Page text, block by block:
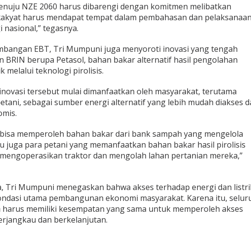
NZE 2060 harus dibarengi dengan komitmen melibatkan
harus mendapat tempat dalam pembahasan dan pelaksanaan
tegasnya.
EBT, Tri Mumpuni juga menyoroti inovasi yang tengah
BRIN berupa Petasol, bahan bakar alternatif hasil pengolahan
melalui teknologi pirolisis.
tersebut mulai dimanfaatkan oleh masyarakat, terutama
sebagai sumber energi alternatif yang lebih mudah diakses
memperoleh bahan bakar dari bank sampah yang mengelola
juga para petani yang memanfaatkan bahan bakar hasil pirolisis
traktor dan mengolah lahan pertanian mereka,”
Tri Mumpuni menegaskan bahwa akses terhadap energi dan
utama pembangunan ekonomi masyarakat. Karena itu,
memiliki kesempatan yang sama untuk memperoleh akses
dan berkelanjutan.